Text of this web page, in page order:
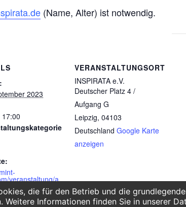
(Name, Alter) ist notwendig.
2023
veranstaltung/a
girls-only/
VERANSTALTUNGSORT
INSPIRATA e.V.
Deutscher Platz 4 /
Aufgang G
Leipzig, 04103
Deutschland Google Karte
anzeigen
die für den Betrieb und die
Informationen finden Sie in unserer